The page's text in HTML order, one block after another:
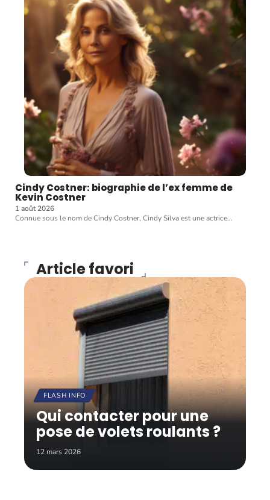
Cindy Costner: biographie de l’ex femme de
Kevin Costner
1 août 2026
Connue sous le nom de Cindy Costner, Cindy Silva est une actrice…
Article favori
FLASH INFO
Qui contacter pour une
pose de volets roulants ?
12 mars 2026